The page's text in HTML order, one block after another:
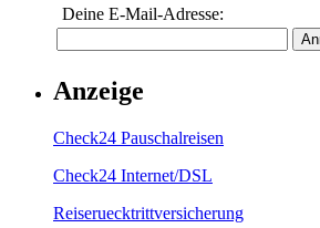
Deine E-Mail-Adresse:
Anzeige
Check24 Pauschalreisen
Check24 Internet/DSL
Reiseruecktrittversicherung